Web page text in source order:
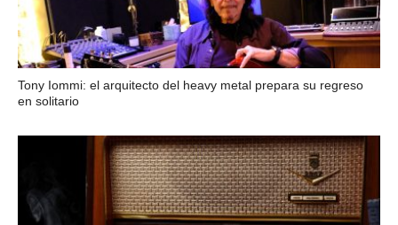
Tony Iommi: el arquitecto del heavy metal prepara su regreso
en solitario